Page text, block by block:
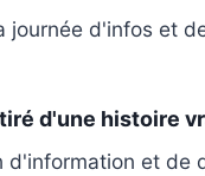
journée d'infos et
d'une histoire
d'information et